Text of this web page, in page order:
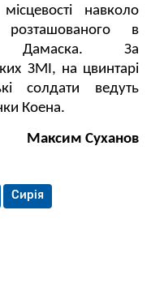
Сирія
навколо
в
Дамаска. За
ЗМІ, на цвинтарі
солдати ведуть
Коена.
Максим Суханов